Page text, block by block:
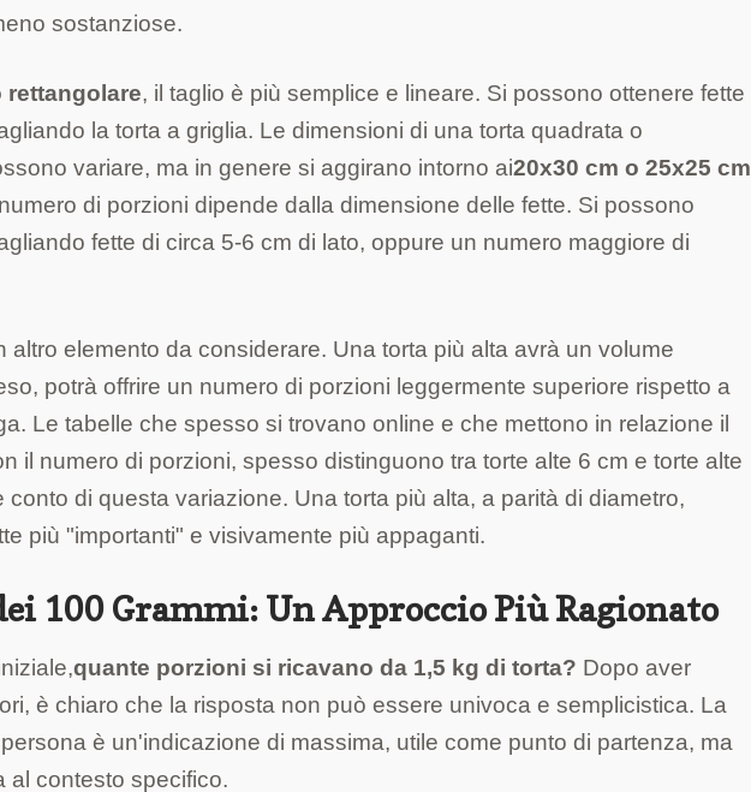
sostanziose.
rettangolare, il taglio è più semplice e lineare. Si possono ottenere fette
la torta a griglia. Le dimensioni di una torta quadrata o
variare, ma in genere si aggirano intorno ai20x30 cm o 25x25 cm
di porzioni dipende dalla dimensione delle fette. Si possono
fette di circa 5-6 cm di lato, oppure un numero maggiore di
altro elemento da considerare. Una torta più alta avrà un volume
potrà offrire un numero di porzioni leggermente superiore rispetto a
Le tabelle che spesso si trovano online e che mettono in relazione il
il numero di porzioni, spesso distinguono tra torte alte 6 cm e torte alte
conto di questa variazione. Una torta più alta, a parità di diametro,
più "importanti" e visivamente più appaganti.
100 Grammi: Un Approccio Più Ragionato
quante porzioni si ricavano da 1,5 kg di torta? Dopo aver
è chiaro che la risposta non può essere univoca e semplicistica. La
è un'indicazione di massima, utile come punto di partenza, ma
al contesto specifico.